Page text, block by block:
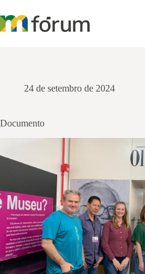
para
o
24 de setembro de 2024
Documento